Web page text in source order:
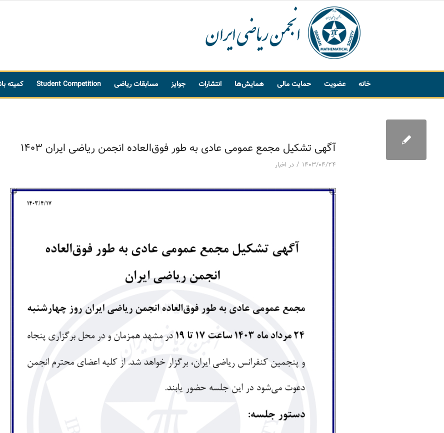
خانه عضویت حمایت مالی همایش‌ها انتشارات جوایز مسابقات ریاضی Student Competition کمیته
آگهی تشکیل مجمع عمومی عادی به طور فوق‌العاده انجمن ریاضی ایران 1403
۱۴۰۳/۰۴/۲۴ / در اخبار